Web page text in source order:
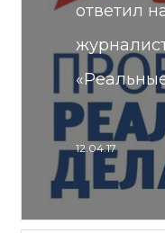
ответил
12.04.17